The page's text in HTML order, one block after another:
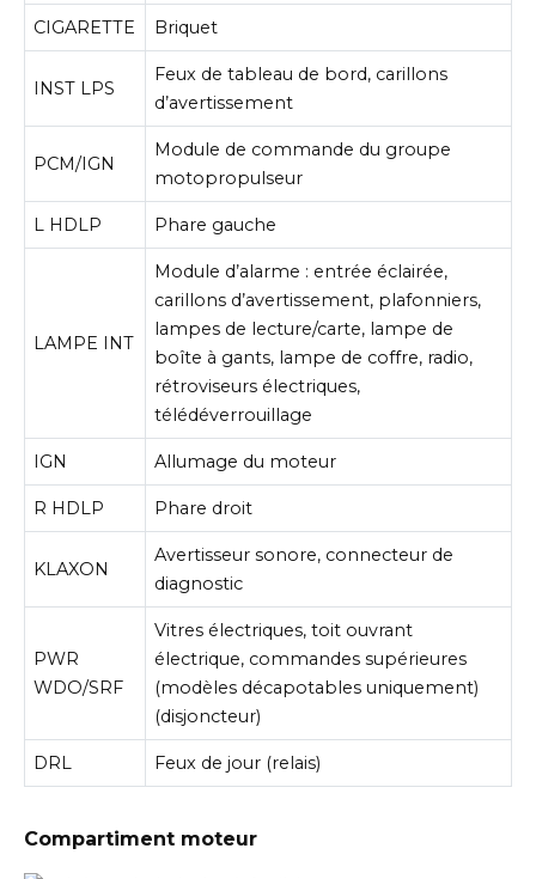
CIGARETTE Briquet
INST LPS
Feux de tableau de bord, carillons
d’avertissement
PCM/IGN
Module de commande du groupe
motopropulseur
L HDLP Phare gauche
LAMPE INT
Module d’alarme : entrée éclairée,
carillons d’avertissement, plafonniers,
lampes de lecture/carte, lampe de
boîte à gants, lampe de coffre, radio,
rétroviseurs électriques,
télédéverrouillage
IGN Allumage du moteur
R HDLP Phare droit
KLAXON
Avertisseur sonore, connecteur de
diagnostic
PWR
WDO/SRF
Vitres électriques, toit ouvrant
électrique, commandes supérieures
(modèles décapotables uniquement)
(disjoncteur)
DRL Feux de jour (relais)
Compartiment moteur